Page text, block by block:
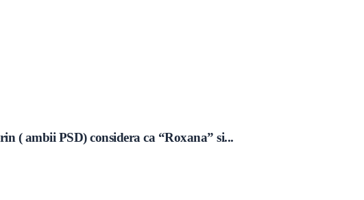
( ambii PSD) considera ca “Roxana” si...